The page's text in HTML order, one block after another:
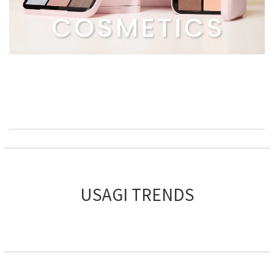
USAGI TRENDS